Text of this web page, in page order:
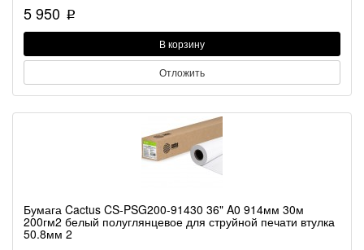
5 950 p
В корзину
Отложить
Бумага Cactus CS-PSG200-91430 36" A0 914мм 30м
200гм2 белый полуглянцевое для струйной печати втулка
50.8мм 2